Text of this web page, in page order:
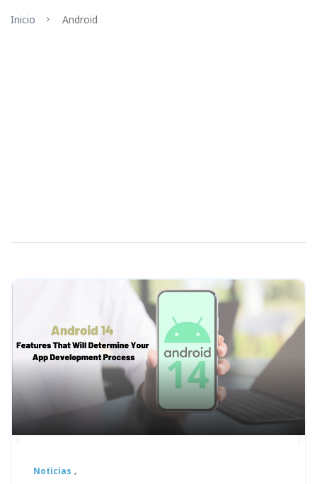
Inicio
Android
Noticias